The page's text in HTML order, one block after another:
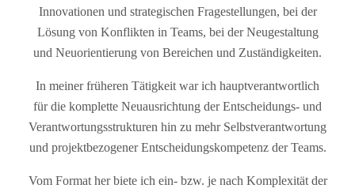
Innovationen und strategischen Fragestellungen, bei der
Lösung von Konflikten in Teams, bei der Neugestaltung
und Neuorientierung von Bereichen und Zuständigkeiten.
In meiner früheren Tätigkeit war ich hauptverantwortlich
für die komplette Neuausrichtung der Entscheidungs- und
Verantwortungsstrukturen hin zu mehr Selbstverantwortung
und projektbezogener Entscheidungskompetenz der Teams.
Vom Format her biete ich ein- bzw. je nach Komplexität der